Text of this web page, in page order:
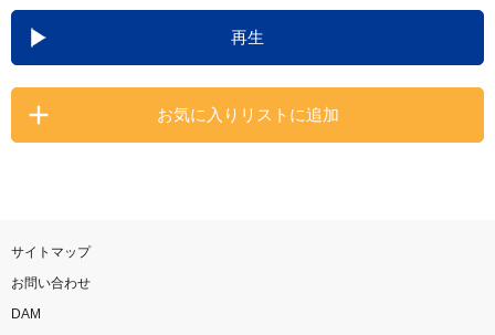
自宅でカラオケ歌い放題！
家族や友達と一緒に！練習にも！
再生
お気に入りリストに追加
サイトマップ
お問い合わせ
DAM